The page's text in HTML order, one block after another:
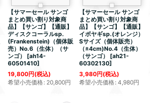
【サマーセール サンゴ
まとめ買い割り対象商
品】【サンゴ】【通販】
ディスクコーラルsp.
(Frankenstein)（個体販
売）No.6（生体）（サ
ンゴ）
[ah14-
60501410]
19,800円(税込)
希望小売価格: 20,800円
【サマーセール サンゴ
まとめ買い割り対象商
品】【サンゴ】【通販】
イボヤギsp.(オレンジ）
Sサイズ（個体販売）
（±4cm)No.4（生体）
（サンゴ）
[ah21-
60302130]
3,980円(税込)
希望小売価格: 4,980円